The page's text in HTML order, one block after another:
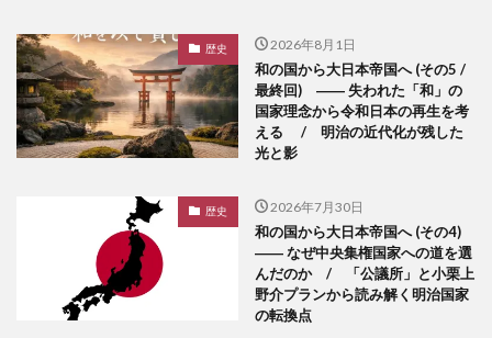
歴史 2026年8月1日
和の国から大日本帝国へ (その5 /
最終回) ―― 失われた「和」の
国家理念から令和日本の再生を考
える / 明治の近代化が残した
光と影
歴史 2026年7月30日
和の国から大日本帝国へ (その4)
―― なぜ中央集権国家への道を選
んだのか / 「公議所」と小栗上
野介プランから読み解く明治国家
の転換点